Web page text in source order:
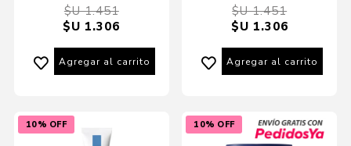
$U 1.451
$U 1.306
Agregar al carrito
$U 1.451
$U 1.306
Agregar al carrito
10% OFF 10% OFF